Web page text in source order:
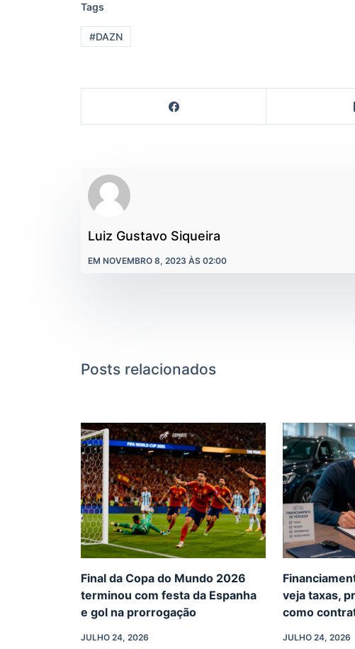
Tags
#DAZN
Luiz Gustavo Siqueira
EM NOVEMBRO 8, 2023 ÀS 02:00
Posts relacionados
Final da Copa do Mundo 2026
terminou com festa da Espanha
e gol na prorrogação
JULHO 24, 2026
veja taxas,
como
JULHO 24, 2026